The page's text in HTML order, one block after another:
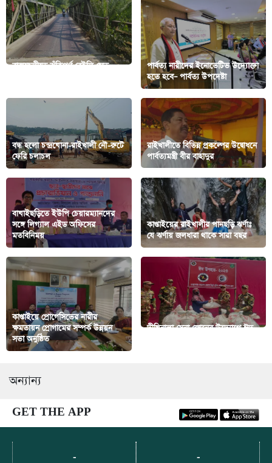
রাজস্হলীতে ঝুঁকিপূর্ণ বেইলি সেতু
পার্বত্য নারীদের ইনোভেটিভ উদ্যোক্তা
হতে হবে– পার্বত্য উপদেষ্টা
বন্ধ হলো চন্দ্রঘোনা-রাইখালী নৌ-রুটে
ফেরি চলাচল
রাইখালীতে বিভিন্ন প্রকল্পের উদ্বোধনে
পার্বত্যমন্ত্রী বীর বাহাদুর
বাঘাইছড়িতে ইউপি চেয়ারম্যানদের
সঙ্গে লিগ্যাল এইড অফিসের
মতবিনিময়
কাপ্তাইয়ের রাইখালীর পানছড়ি ঝর্ণাঃ
যে ঝর্ণায় জলধারা থাকে সারা বছর
কাপ্তাইয়ে প্রোগেসিভের নারীর
ক্ষমতায়ন প্রোগামের সম্পর্ক উন্নয়ন
সভা অনুষ্ঠিত
দীঘিনালা সেনা জোনের উদ্যোগে ঈদ
অন্যান্য
GET THE APP
- -